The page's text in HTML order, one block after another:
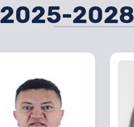
2025-2028